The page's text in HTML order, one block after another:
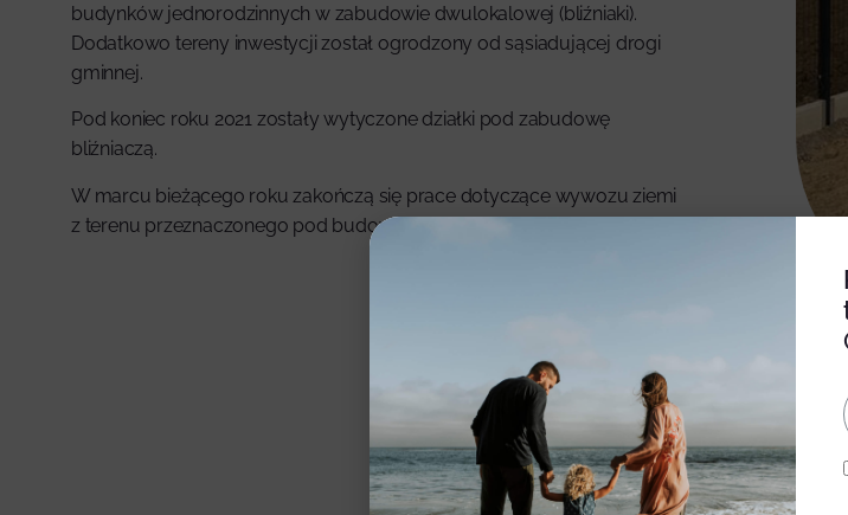
budynków jednorodzinnych w zabudowie dwulokalowej (bliźniaki).
Dodatkowo tereny inwestycji został ogrodzony od sąsiadującej drogi
gminnej.
Pod koniec roku 2021 zostały wytyczone działki pod zabudowę
bliźniaczą.
W marcu bieżącego roku zakończą się prace dotyczące wywozu ziemi
z terenu przeznaczonego pod budowę wielorodzinną.
Więcej